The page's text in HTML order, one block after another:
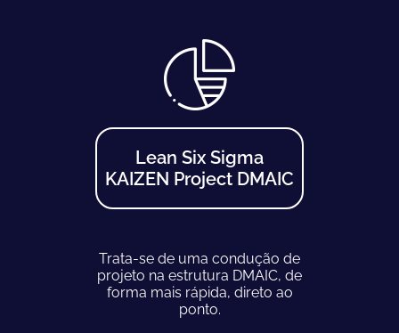
Lean Six Sigma
KAIZEN Project DMAIC
Trata-se de uma condução de
projeto na estrutura DMAIC, de
forma mais rápida, direto ao
ponto.